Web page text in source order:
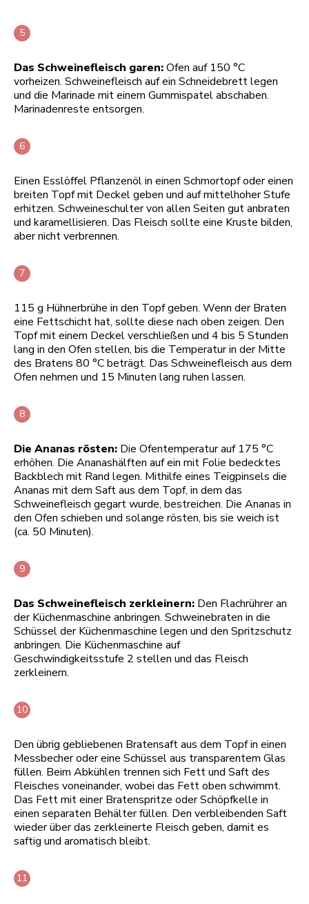
Das Schweinefleisch garen:Ofen auf 150 °C
vorheizen. Schweinefleisch auf ein Schneidebrett legen
und die Marinade mit einem Gummispatel abschaben.
Marinadenreste entsorgen.
Einen Esslöffel Pflanzenöl in einen Schmortopf oder einen
breiten Topf mit Deckel geben und auf mittelhoher Stufe
erhitzen. Schweineschulter von allen Seiten gut anbraten
und karamellisieren. Das Fleisch sollte eine Kruste bilden,
aber nicht verbrennen.
115 g Hühnerbrühe in den Topf geben. Wenn der Braten
eine Fettschicht hat, sollte diese nach oben zeigen. Den
Topf mit einem Deckel verschließen und 4 bis 5 Stunden
lang in den Ofen stellen, bis die Temperatur in der Mitte
des Bratens 80 °C beträgt. Das Schweinefleisch aus dem
Ofen nehmen und 15 Minuten lang ruhen lassen.
Die Ananas rösten: Die Ofentemperatur auf 175 °C
erhöhen. Die Ananashälften auf ein mit Folie bedecktes
Backblech mit Rand legen. Mithilfe eines Teigpinsels die
Ananas mit dem Saft aus dem Topf, in dem das
Schweinefleisch gegart wurde, bestreichen. Die Ananas in
den Ofen schieben und solange rösten, bis sie weich ist
(ca. 50 Minuten).
Das Schweinefleisch zerkleinern: Den Flachrührer an
der Küchenmaschine anbringen. Schweinebraten in die
Schüssel der Küchenmaschine legen und den Spritzschutz
anbringen. Die Küchenmaschine auf
Geschwindigkeitsstufe 2 stellen und das Fleisch
zerkleinern.
Den übrig gebliebenen Bratensaft aus dem Topf in einen
Messbecher oder eine Schüssel aus transparentem Glas
füllen. Beim Abkühlen trennen sich Fett und Saft des
Fleisches voneinander, wobei das Fett oben schwimmt.
Das Fett mit einer Bratenspritze oder Schöpfkelle in
einen separaten Behälter füllen. Den verbleibenden Saft
wieder über das zerkleinerte Fleisch geben, damit es
saftig und aromatisch bleibt.